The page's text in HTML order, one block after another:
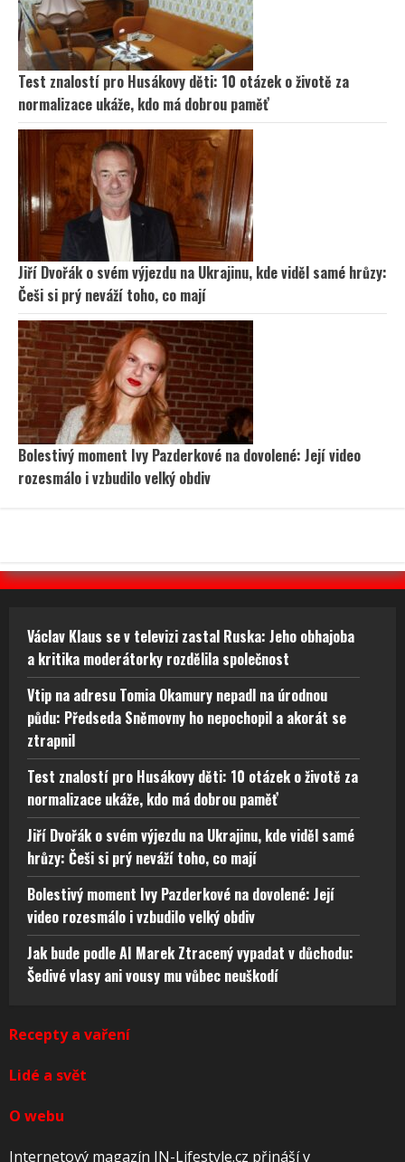
Test znalostí pro Husákovy děti: 10 otázek o životě za
normalizace ukáže, kdo má dobrou paměť
Jiří Dvořák o svém výjezdu na Ukrajinu, kde viděl samé hrůzy:
Češi si prý neváží toho, co mají
Bolestivý moment Ivy Pazderkové na dovolené: Její video
rozesmálo i vzbudilo velký obdiv
Václav Klaus se v televizi zastal Ruska: Jeho obhajoba
a kritika moderátorky rozdělila společnost
Vtip na adresu Tomia Okamury nepadl na úrodnou
půdu: Předseda Sněmovny ho nepochopil a akorát se
ztrapnil
Test znalostí pro Husákovy děti: 10 otázek o životě za
normalizace ukáže, kdo má dobrou paměť
Jiří Dvořák o svém výjezdu na Ukrajinu, kde viděl samé
hrůzy: Češi si prý neváží toho, co mají
Bolestivý moment Ivy Pazderkové na dovolené: Její
video rozesmálo i vzbudilo velký obdiv
Jak bude podle AI Marek Ztracený vypadat v důchodu:
Šedivé vlasy ani vousy mu vůbec neuškodí
Recepty a vaření
Lidé a svět
O webu
Internetový magazín IN-Lifestyle.cz přináší v